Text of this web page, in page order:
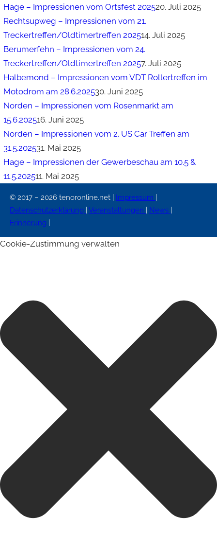
Hage – Impressionen vom Ortsfest 202520. Juli 2025
Rechtsupweg – Impressionen vom 21.
Treckertreffen/Oldtimertreffen 202514. Juli 2025
Berumerfehn – Impressionen vom 24.
Treckertreffen/Oldtimertreffen 20257. Juli 2025
Halbemond – Impressionen vom VDT Rollertreffen im
Motodrom am 28.6.202530. Juni 2025
Norden – Impressionen vom Rosenmarkt am
15.6.202516. Juni 2025
Norden – Impressionen vom 2. US Car Treffen am
31.5.202531. Mai 2025
Hage – Impressionen der Gewerbeschau am 10.5 &
11.5.202511. Mai 2025
© 2017 – 2026 tenoronline.net | Impressum
Datenschutzerklärung
Veranstaltungen News
Erinnerung
Cookie-Zustimmung verwalten